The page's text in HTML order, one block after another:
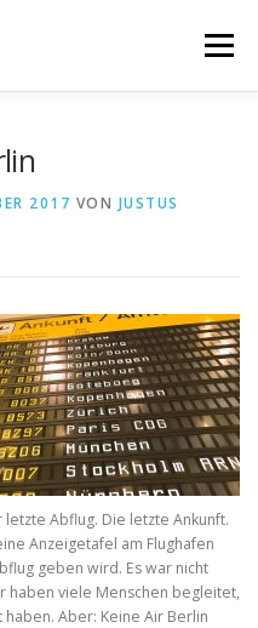
Menü
INTERN
2017 VON JUSTUS
Abflug. Die letzte Ankunft.
Anzeigetafel am Flughafen
geben wird. Es war nicht
haben viele Menschen begleitet,
Aber: Keine Air Berlin